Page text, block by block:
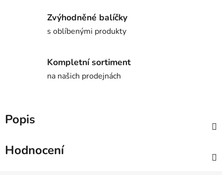
Zvýhodněné balíčky
s oblíbenými produkty
Kompletní sortiment
na našich prodejnách
Popis
Hodnocení